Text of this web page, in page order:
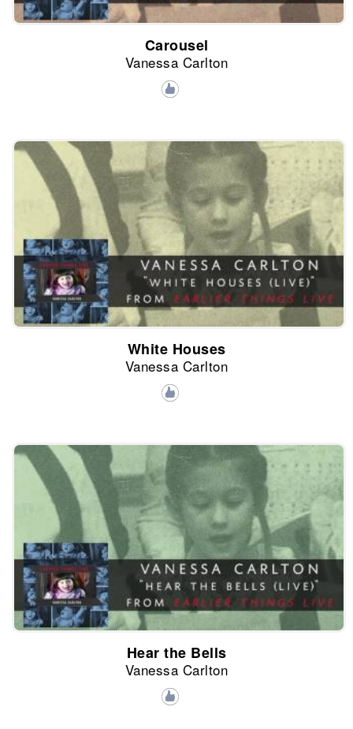
Carousel
Vanessa Carlton
White Houses
Vanessa Carlton
Hear the Bells
Vanessa Carlton